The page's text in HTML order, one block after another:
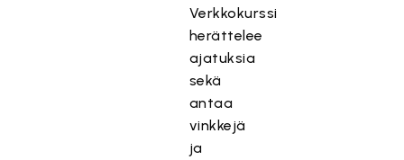
Verkkokurssi
herättelee
ajatuksia
sekä
antaa
vinkkejä
ja